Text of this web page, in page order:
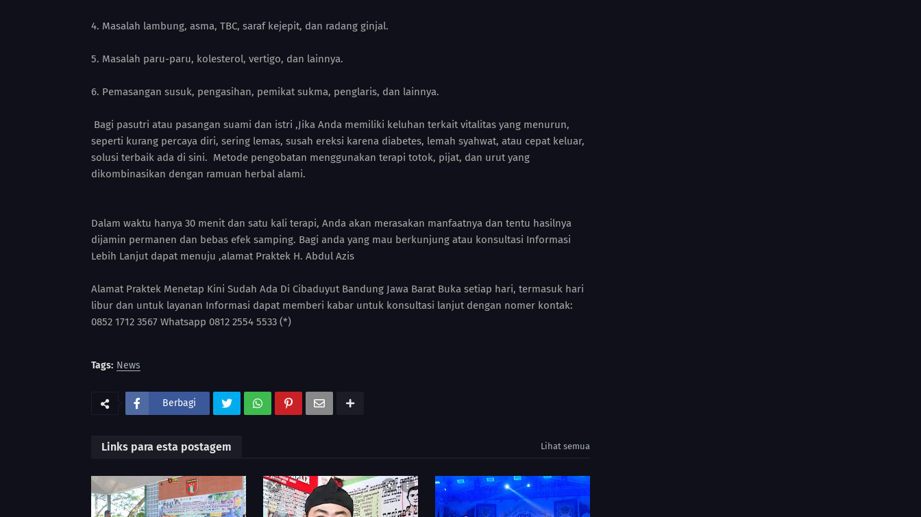
4. Masalah lambung, asma, TBC, saraf kejepit, dan radang ginjal.
5. Masalah paru-paru, kolesterol, vertigo, dan lainnya.
6. Pemasangan susuk, pengasihan, pemikat sukma, penglaris, dan lainnya.
Bagi pasutri atau pasangan suami dan istri ,Jika Anda memiliki keluhan terkait vitalitas yang menurun,
seperti kurang percaya diri, sering lemas, susah ereksi karena diabetes, lemah syahwat, atau cepat keluar,
solusi terbaik ada di sini. Metode pengobatan menggunakan terapi totok, pijat, dan urut yang
dikombinasikan dengan ramuan herbal alami.
Dalam waktu hanya 30 menit dan satu kali terapi, Anda akan merasakan manfaatnya dan tentu hasilnya
dijamin permanen dan bebas efek samping. Bagi anda yang mau berkunjung atau konsultasi Informasi
Lebih Lanjut dapat menuju ,alamat Praktek H. Abdul Azis
Alamat Praktek Menetap Kini Sudah Ada Di Cibaduyut Bandung Jawa Barat Buka setiap hari, termasuk hari
libur dan untuk layanan Informasi dapat memberi kabar untuk konsultasi lanjut dengan nomer kontak:
0852 1712 3567 Whatsapp 0812 2554 5533 (*)
Tags: News
Berbagi
Links para esta postagem Lihat semua